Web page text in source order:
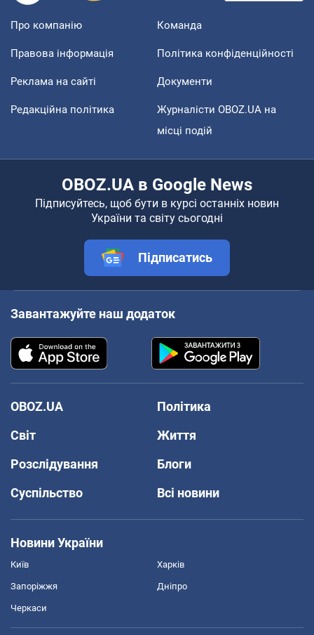
Про компанію Команда
Правова інформація Політика конфіденційності
Реклама на сайті Документи
Редакційна політика
Журналісти OBOZ.UA на
місці подій
OBOZ.UA в Google News
Підписуйтесь, щоб бути в курсі останніх новин
України та світу сьогодні
Підписатись
Завантажуйте наш додаток
OBOZ.UA
Політика
Світ
Життя
Розслідування
Блоги
Суспільство
Всі новини
Новини України
Київ Харків
Запоріжжя Дніпро
Черкаси